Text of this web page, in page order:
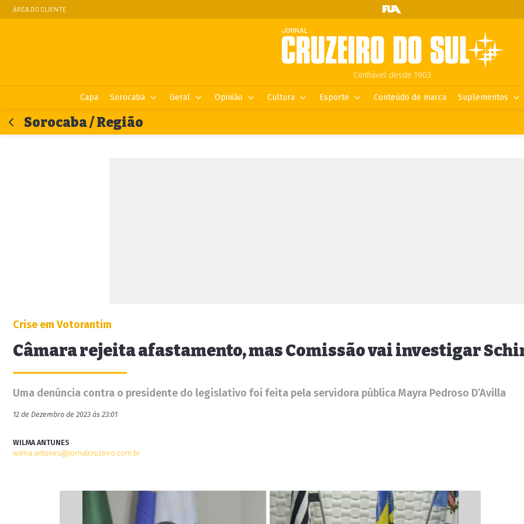
ÁREA DO CLIENTE
Confiável desde 1903.
Capa Sorocaba Geral Opinião Cultura Esporte Conteúdo de marca Suplementos
Sorocaba / Região
Crise em Votorantim
Câmara rejeita afastamento, mas Comissão vai investigar
Uma denúncia contra o presidente do legislativo foi feita pela servidora pública Mayra Pedroso D’Avilla
12 de Dezembro de 2023 às 23:01
WILMA ANTUNES
wilma.antunes@jornalcruzeiro.com.br